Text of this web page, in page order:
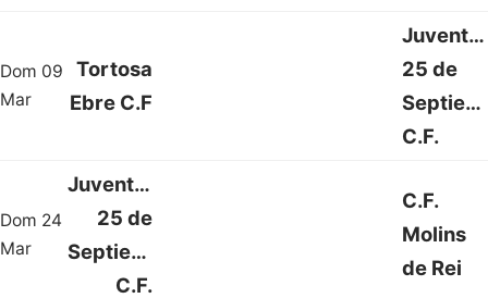
Dom 09
Mar
Tortosa
Ebre C.F
25 de
C.F.
Dom 24
Mar
Juventud
25 de
Septiembre
C.F.
C.F.
Molins
de Rei